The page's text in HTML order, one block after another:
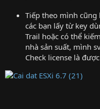
Tiếp theo mình
các bạn lấy từ key
Trail hoặc có thể
nhà sản suất, mình
Check license là được